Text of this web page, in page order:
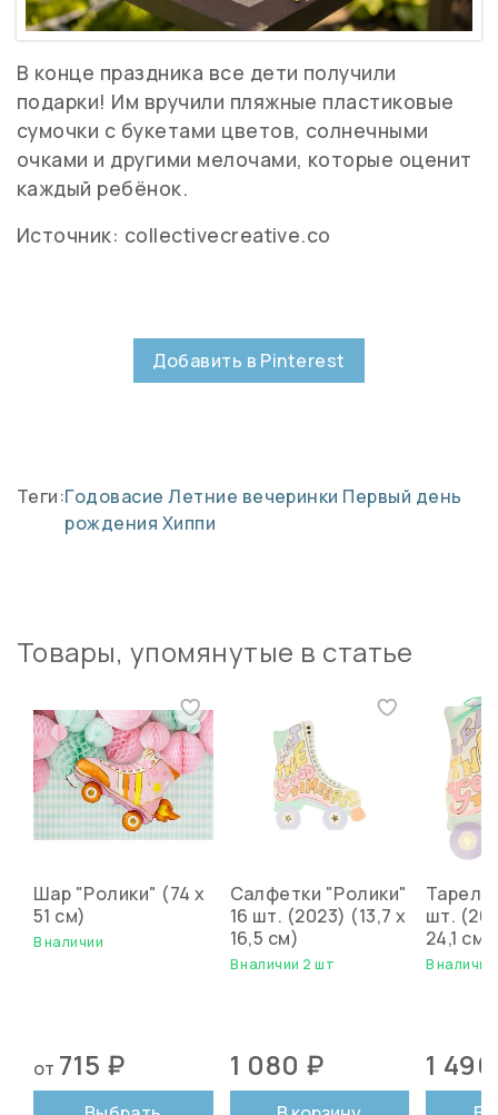
В конце праздника все дети получили
подарки! Им вручили пляжные пластиковые
сумочки с букетами цветов, солнечными
очками и другими мелочами, которые оценит
каждый ребёнок.
Источник: collectivecreative.co
Добавить в Pinterest
Теги:ГодовасиеЛетние вечеринки Первый день
рождения Хиппи
Товары, упомянутые в статье
Шар "Ролики" (74 х
51 см)
В наличии
от 715 ₽
Салфетки "Ролики"
16 шт. (2023) (13,7 x
16,5 см)
В наличии 2 шт
1 080 ₽
шт.
24,1 см)
В
1